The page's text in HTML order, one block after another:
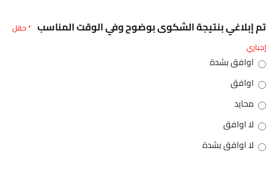
تم إبلاغي بنتيجة الشكوى بوضوح وفي الوقت المناسب * حقل
إجباري
اوافق بشدة
اوافق
محايد
لا اوافق
لا اوافق بشدة